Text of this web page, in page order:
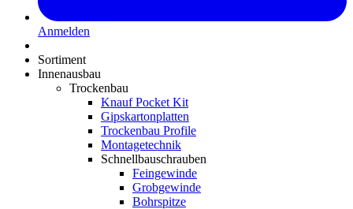
Anmelden
Sortiment
Innenausbau
Trockenbau
Knauf Pocket Kit
Gipskartonplatten
Trockenbau Profile
Montagetechnik
Schnellbauschrauben
Feingewinde
Grobgewinde
Bohrspitze